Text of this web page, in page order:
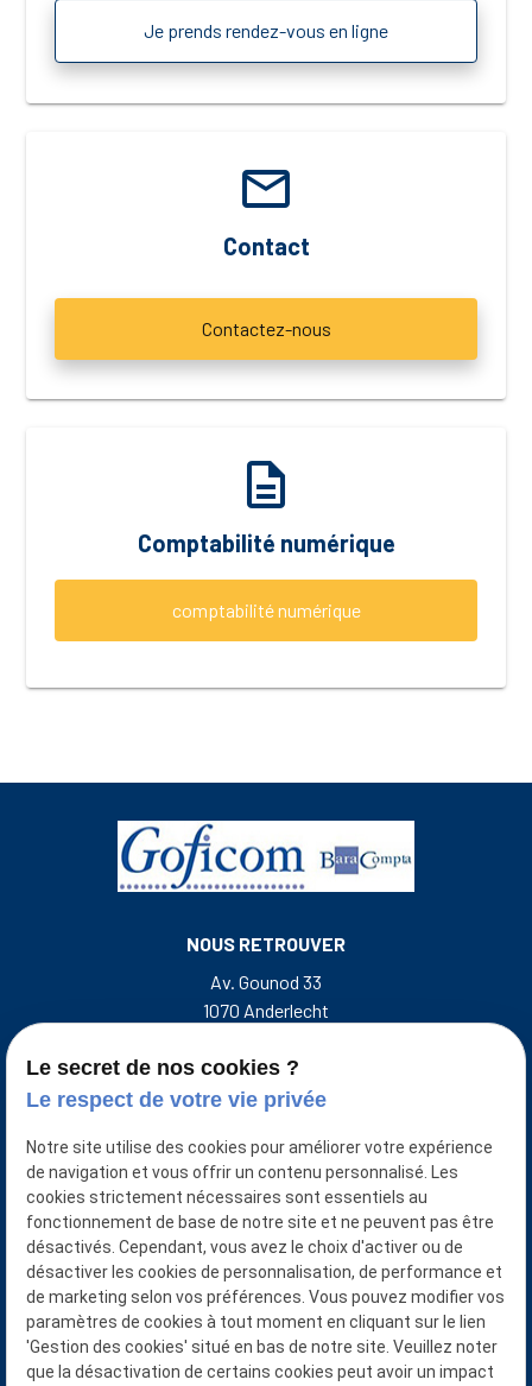
Je prends rendez-vous en ligne
email
Contact
Contactez-nous
description
Comptabilité numérique
comptabilité numérique
NOUS RETROUVER
Av. Gounod 33
1070 Anderlecht
7500 Tournai Belgique
+32 493 50 38 33
NUMÉRO D'ENTREPRISE
0401921874/0427871651
NUMÉRO D’AGRÉATION ITAA :
Goficom srl : 50.488.702
Bara-Compta srl : 50.122.425
Van Der Wilt Benoît : 11.273.218
Le secret de nos cookies ?
Le respect de votre vie privée
Notre site utilise des cookies pour améliorer votre expérience
de navigation et vous offrir un contenu personnalisé. Les
cookies strictement nécessaires sont essentiels au
fonctionnement de base de notre site et ne peuvent pas être
désactivés. Cependant, vous avez le choix d'activer ou de
désactiver les cookies de personnalisation, de performance et
de marketing selon vos préférences. Vous pouvez modifier vos
paramètres de cookies à tout moment en cliquant sur le lien
'Gestion des cookies' situé en bas de notre site. Veuillez noter
que la désactivation de certains cookies peut avoir un impact